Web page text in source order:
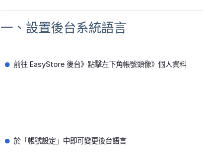
一、設置後台系統語言
前往 EasyStore 後台》點擊左下角帳號頭像》個人資料
於「帳號設定」中即可變更後台語言